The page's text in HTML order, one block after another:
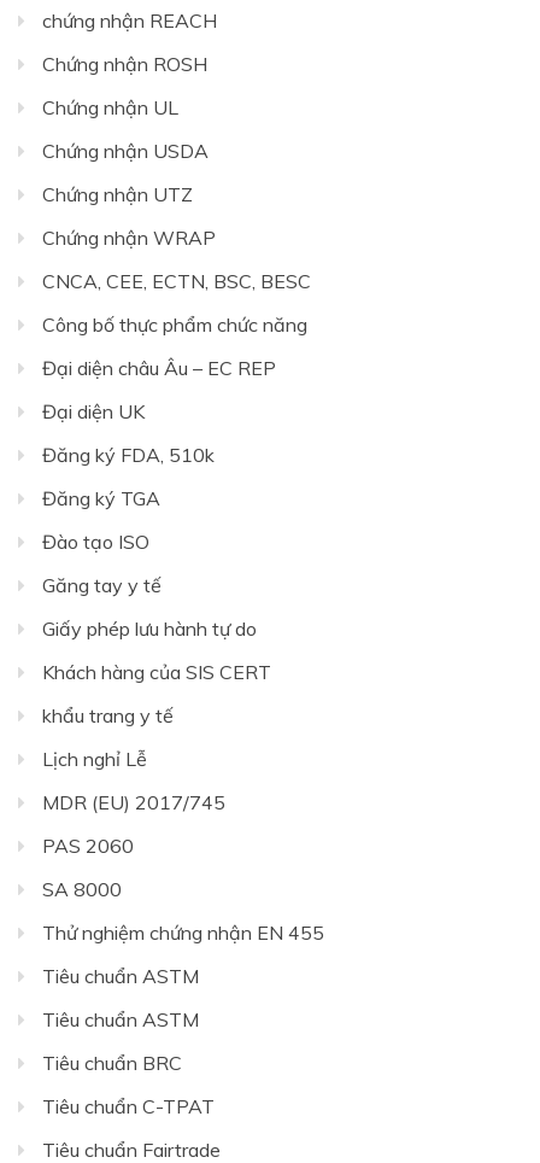
chứng nhận REACH
Chứng nhận ROSH
Chứng nhận UL
Chứng nhận USDA
Chứng nhận UTZ
Chứng nhận WRAP
CNCA, CEE, ECTN, BSC, BESC
Công bố thực phẩm chức năng
Đại diện châu Âu – EC REP
Đại diện UK
Đăng ký FDA, 510k
Đăng ký TGA
Đào tạo ISO
Găng tay y tế
Giấy phép lưu hành tự do
Khách hàng của SIS CERT
khẩu trang y tế
Lịch nghỉ Lễ
MDR (EU) 2017/745
PAS 2060
SA 8000
Thử nghiệm chứng nhận EN 455
Tiêu chuẩn ASTM
Tiêu chuẩn ASTM
Tiêu chuẩn BRC
Tiêu chuẩn C-TPAT
Tiêu chuẩn Fairtrade